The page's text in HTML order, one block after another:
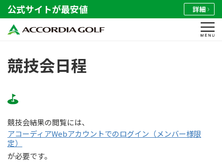
公式サイトが最安値 詳細
競技会日程
競技会結果の閲覧には、
アコーディアWebアカウントでのログイン（メンバー様限
定）
が必要です。